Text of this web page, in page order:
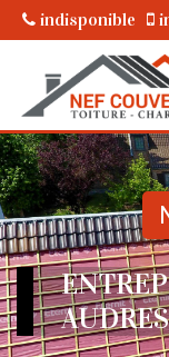
indisponible